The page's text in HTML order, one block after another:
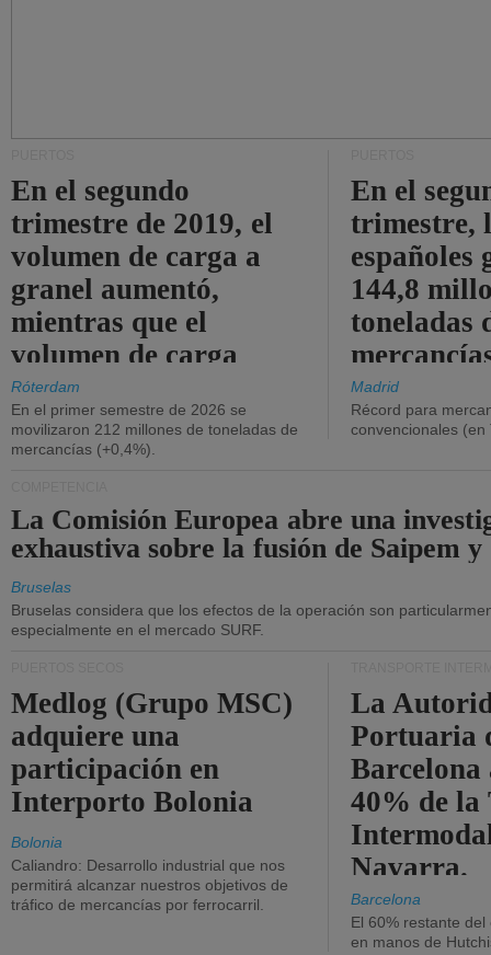
En el segundo
trimestre de 2019, el
volumen de carga a
granel aumentó,
mientras que el
volumen de carga
general disminuyó.
Róterdam
En el primer semestre de 2026 se
movilizaron 212 millones de toneladas de
mercancías (+0,4%).
En el
trimestre,
españoles
144,8
toneladas
Madrid
Récord para
convencionales (en
La Comisión Europea abre una
exhaustiva sobre la fusión de Saipem y
Bruselas
Bruselas considera que los efectos de la operación son
especialmente en el mercado SURF.
Medlog (Grupo MSC)
adquiere una
participación en
Interporto Bolonia
Bolonia
Caliandro: Desarrollo industrial que nos
permitirá alcanzar nuestros objetivos de
tráfico de mercancías por ferrocarril.
La
Portuaria
40% de la
Navarra.
Barcelona
El 60% restante
en manos de